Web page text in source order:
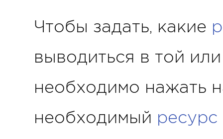
Чтобы задать, какие
выводиться в той
необходимо нажать
необходимый ресурс